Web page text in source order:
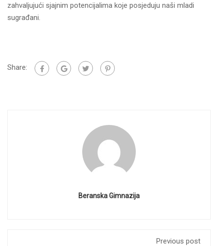
zahvaljujući sjajnim potencijalima koje posjeduju naši mladi
sugrađani.
Share:
Beranska Gimnazija
Previous post